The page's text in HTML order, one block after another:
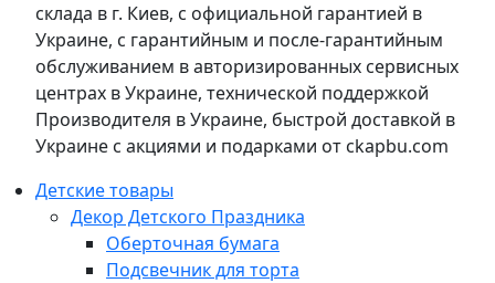
склада в г. Киев, с официальной гарантией в
Украине, с гарантийным и после-гарантийным
обслуживанием в авторизированных сервисных
центрах в Украине, технической поддержкой
Производителя в Украине, быстрой доставкой в
Украине с акциями и подарками от ckapbu.com
Детские товары
Декор Детского Праздника
Оберточная бумага
Подсвечник для торта